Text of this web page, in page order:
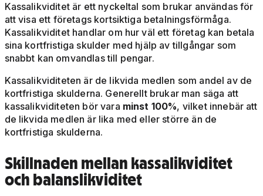
Kassalikviditet är ett nyckeltal som brukar användas för
att visa ett företags kortsiktiga betalningsförmåga.
Kassalikviditet handlar om hur väl ett företag kan betala
sina kortfristiga skulder med hjälp av tillgångar som
snabbt kan omvandlas till pengar.
Kassalikviditeten är de likvida medlen som andel av de
kortfristiga skulderna. Generellt brukar man säga att
kassalikviditeten bör vara minst 100%, vilket innebär att
de likvida medlen är lika med eller större än de
kortfristiga skulderna.
Skillnaden mellan kassalikviditet
och balanslikviditet